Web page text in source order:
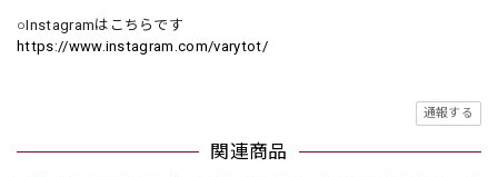
○Instagramはこちらです
https://www.instagram.com/varytot/
通報する
関連商品